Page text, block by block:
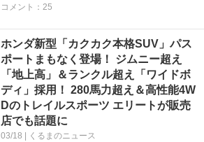
コメント：25
ホンダ新型「カクカク本格SUV」パス
ポートまもなく登場！ ジムニー超え
「地上高」＆ランクル超え「ワイドボ
ディ」採用！ 280馬力超え＆高性能4W
Dのトレイルスポーツ エリートが販売
店でも話題に
03/18 | くるまのニュース